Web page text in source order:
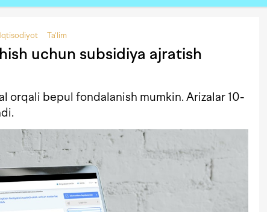
Iqtisodiyot Ta'lim
uchun subsidiya ajratish
orqali bepul fondalanish mumkin. Arizalar 10-